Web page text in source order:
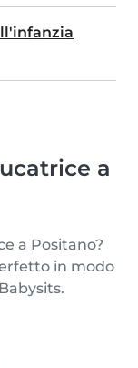
a
a Positano?
in modo